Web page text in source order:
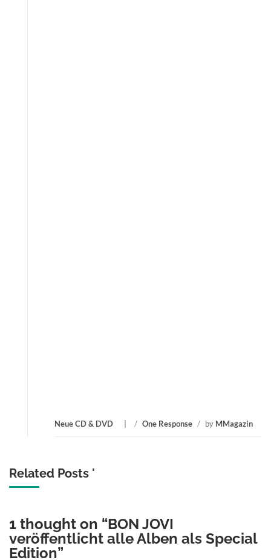
Neue CD & DVD / One Response / by MMagazin
Related Posts '
1 thought on “BON JOVI
veröffentlicht alle Alben als Special
Edition”